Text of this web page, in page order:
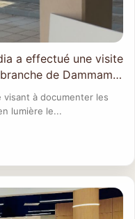
a effectué une visite
de Dammam
jeunesse d'Arabie
visant à documenter les
lumière le...